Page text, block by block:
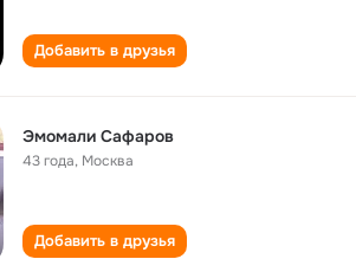
Добавить в друзья
Эмомали Сафаров
43 года, Москва
Добавить в друзья